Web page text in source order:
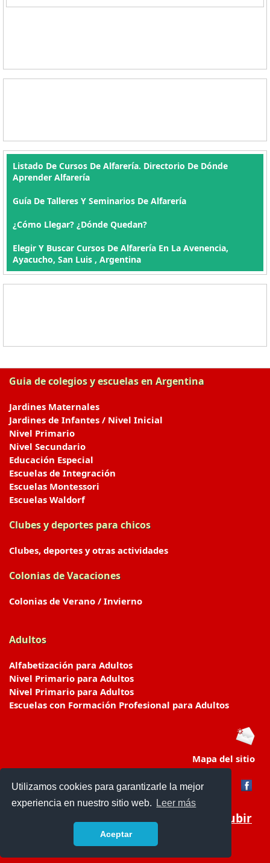
Utilizamos cookies para garantizarle la mejor
experiencia en nuestro sitio web.
Leer más
Aceptar
Listado De Cursos De Alfarería. Directorio De Dónde
Aprender Alfarería
Guía De Talleres Y Seminarios De Alfarería
¿Cómo Llegar? ¿Dónde Quedan?
Elegir Y Buscar Cursos De Alfarería En La Avenencia,
Ayacucho, San Luis , Argentina
Guia de colegios y escuelas en Argentina
Jardines Maternales
Jardines de Infantes / Nivel Inicial
Nivel Primario
Nivel Secundario
Educación Especial
Escuelas de Integración
Escuelas Montessori
Escuelas Waldorf
Clubes y deportes para chicos
Clubes, deportes y otras actividades
Colonias de Vacaciones
Colonias de Verano / Invierno
Adultos
Alfabetización para Adultos
Nivel Primario para Adultos
Nivel Primario para Adultos
Escuelas con Formación Profesional para Adultos
Mapa del sitio
Subir